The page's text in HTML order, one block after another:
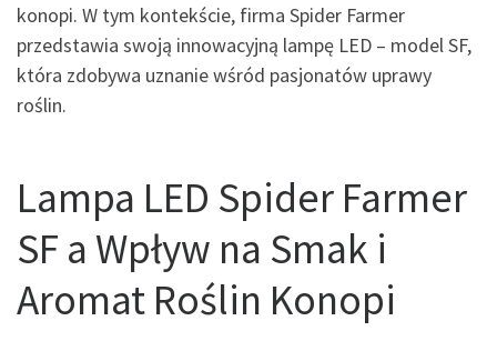
konopi. W tym kontekście, firma Spider Farmer
przedstawia swoją innowacyjną lampę LED – model SF,
która zdobywa uznanie wśród pasjonatów uprawy
roślin.
Lampa LED Spider Farmer
SF a Wpływ na Smak i
Aromat Roślin Konopi